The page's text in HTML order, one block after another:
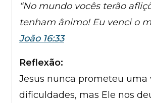
“No mundo vocês terão
tenham ânimo! Eu venci o
João 16:33
Reflexão:
Jesus nunca prometeu uma
dificuldades, mas Ele nos